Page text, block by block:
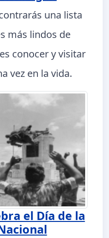
una lista
más lindos de
conocer y visitar
vez en la vida.
el Día de la